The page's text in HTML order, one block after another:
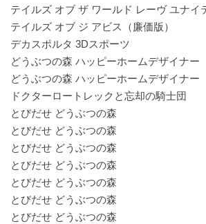
テイルズ オブ ザ ワールド レーヴ ユナイ
テイルズ オブ ジ アビス（廉価版）
デカスポルタ 3Dスポーツ
どうぶつの森 ハッピーホームデザイナー
どうぶつの森 ハッピーホームデザイナー
ドクターロートレックと忘却の騎士団
とびだせ どうぶつの森
とびだせ どうぶつの森
とびだせ どうぶつの森
とびだせ どうぶつの森
とびだせ どうぶつの森
とびだせ どうぶつの森
とびだせ どうぶつの森